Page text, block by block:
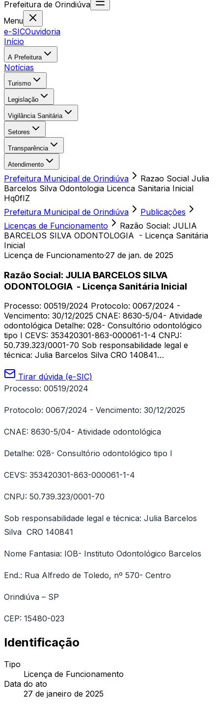
Prefeitura de Orindiúva
Menu
e-SICOuvidoria
Início
A Prefeitura
Notícias
Turismo
Legislação
Vigilância Sanitária
Setores
Transparência
Atendimento
Prefeitura Municipal de Orindiúva
Razao Social Julia
Barcelos Silva Odontologia Licenca Sanitaria Inicial
Hq0fIZ
Prefeitura Municipal de Orindiúva
Publicações
Licenças de Funcionamento
Razão Social: JULIA
BARCELOS SILVA ODONTOLOGIA - Licença Sanitária
Inicial
Licença de Funcionamento·27 de jan. de 2025
Razão Social: JULIA BARCELOS SILVA
ODONTOLOGIA - Licença Sanitária Inicial
Processo: 00519/2024 Protocolo: 0067/2024 -
Vencimento: 30/12/2025 CNAE: 8630-5/04- Atividade
odontológica Detalhe: 028- Consultório odontológico
tipo I CEVS: 353420301-863-000061-1-4 CNPJ:
50.739.323/0001-70 Sob responsabilidade legal e
técnica: Julia Barcelos Silva CRO 140841…
Tirar dúvida (e-SIC)
Processo: 00519/2024
Protocolo: 0067/2024 - Vencimento: 30/12/2025
CNAE: 8630-5/04- Atividade odontológica
Detalhe: 028- Consultório odontológico tipo I
CEVS: 353420301-863-000061-1-4
CNPJ: 50.739.323/0001-70
Sob responsabilidade legal e técnica: Julia Barcelos
Silva CRO 140841
Nome Fantasia: IOB- Instituto Odontológico Barcelos
End.: Rua Alfredo de Toledo, nº 570- Centro
Orindiúva – SP
CEP: 15480-023
Identificação
Tipo
Licença de Funcionamento
Data do ato
27 de janeiro de 2025